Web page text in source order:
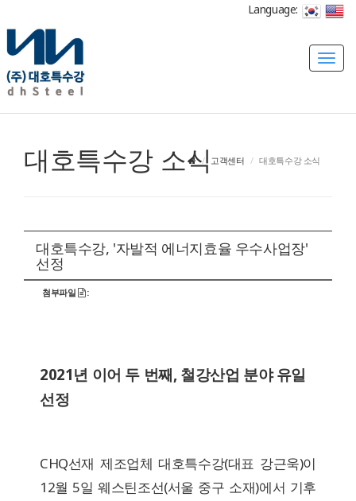
Language:
T
g
t
고객센터 대호특수강 소식
대호특수강 소식
대호특수강, '자발적 에너지효율 우수사업장'
선정
첨부파일 :
2021년 이어 두 번째, 철강산업 분야 유일
선정
CHQ선재 제조업체 대호특수강(대표 강근욱)이
12월 5일 웨스틴조선(서울 중구 소재)에서 기후